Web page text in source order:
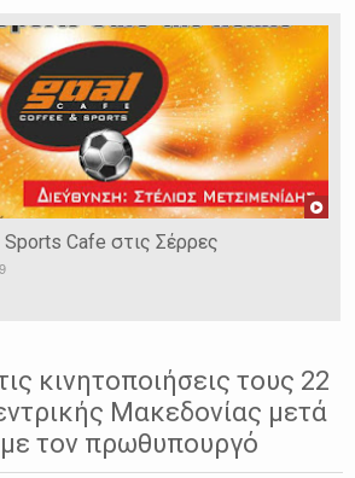
Cafe στις Σέρρες
ΜΑΚΕΔΟΝΙΑ ΜΠΛΟΚΑ ΠΡΟΜΑΧΩΝΑΣ
κινητοποιήσεις τους 22
Μακεδονίας μετά
τον πρωθυπουργό
ΑΡΘΡΑ